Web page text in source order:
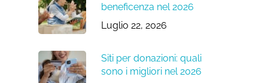
beneficenza nel 2026
Luglio 22, 2026
Siti per donazioni: quali
sono i migliori nel 2026